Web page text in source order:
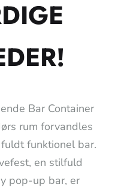
Bar Container
rum forvandles
funktionel bar.
en stilfuld
pop-up bar, er